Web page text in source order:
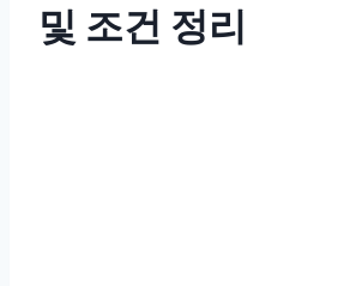
및 조건 정리